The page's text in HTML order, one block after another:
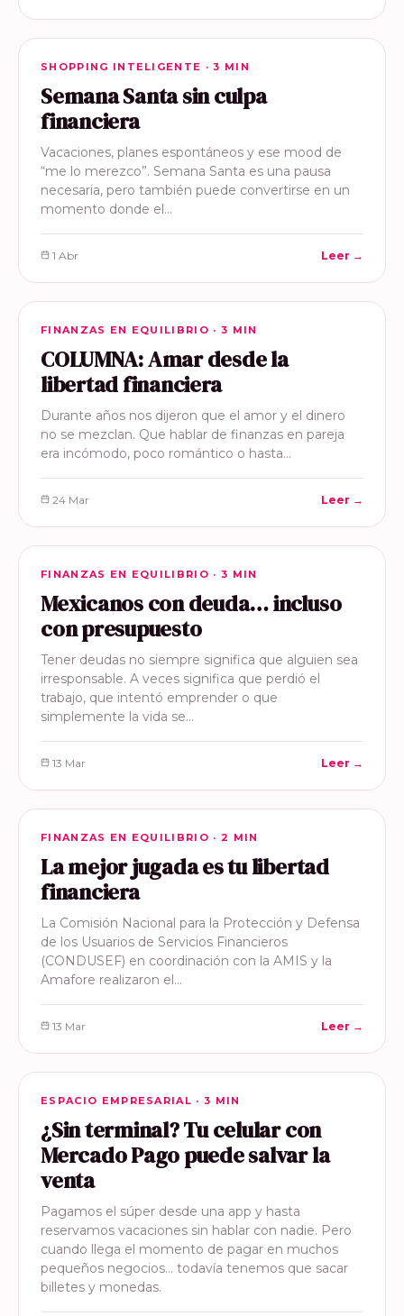
SHOPPING INTELIGENTE
SHOPPING INTELIGENTE · 3 MIN
Semana Santa sin culpa
financiera
Vacaciones, planes espontáneos y ese mood de
“me lo merezco”. Semana Santa es una pausa
necesaria, pero también puede convertirse en un
momento donde el…
1 Abr Leer →
FINANZAS EN EQUILIBRIO
FINANZAS EN EQUILIBRIO · 3 MIN
COLUMNA: Amar desde la
libertad financiera
Durante años nos dijeron que el amor y el dinero
no se mezclan. Que hablar de finanzas en pareja
era incómodo, poco romántico o hasta…
24 Mar Leer →
FINANZAS EN EQUILIBRIO
FINANZAS EN EQUILIBRIO · 3 MIN
Mexicanos con deuda… incluso
con presupuesto
Tener deudas no siempre significa que alguien sea
irresponsable. A veces significa que perdió el
trabajo, que intentó emprender o que
simplemente la vida se…
13 Mar Leer →
FINANZAS EN EQUILIBRIO
FINANZAS EN EQUILIBRIO · 2 MIN
La mejor jugada es tu libertad
financiera
La Comisión Nacional para la Protección y Defensa
de los Usuarios de Servicios Financieros
(CONDUSEF) en coordinación con la AMIS y la
Amafore realizaron el…
13 Mar Leer →
ESPACIO EMPRESARIAL
ESPACIO EMPRESARIAL · 3 MIN
¿Sin terminal? Tu celular con
Mercado Pago puede salvar la
venta
Pagamos el súper desde una app y hasta
reservamos vacaciones sin hablar con nadie. Pero
cuando llega el momento de pagar en muchos
pequeños negocios… todavía tenemos que sacar
billetes y monedas.